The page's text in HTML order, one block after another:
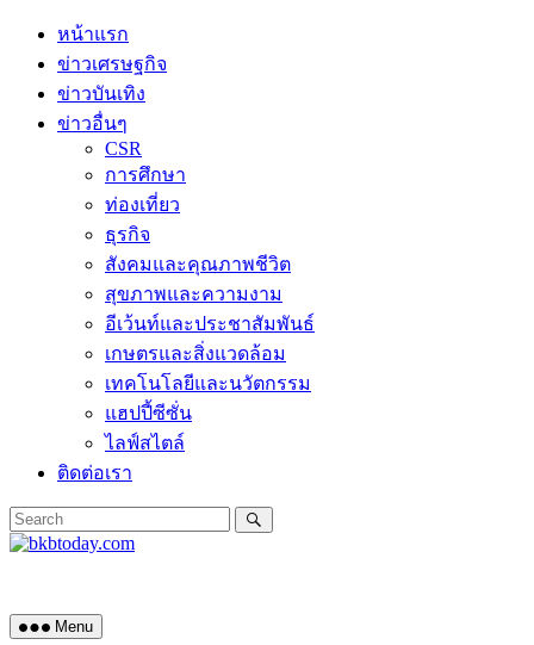
Skip
content
หน้าแรก
ข่าวเศรษฐกิจ
ข่าวบันเทิง
ข่าวอื่นๆ
CSR
การศึกษา
ท่องเที่ยว
ธุรกิจ
สังคมและคุณภาพชีวิต
สุขภาพและความงาม
อีเว้นท์และประชาสัมพันธ์
เกษตรและสิ่งแวดล้อม
เทคโนโลยีและนวัตกรรม
แฮปปี้ซีซั่น
ไลฟ์สไตล์
ติดต่อเรา
Menu